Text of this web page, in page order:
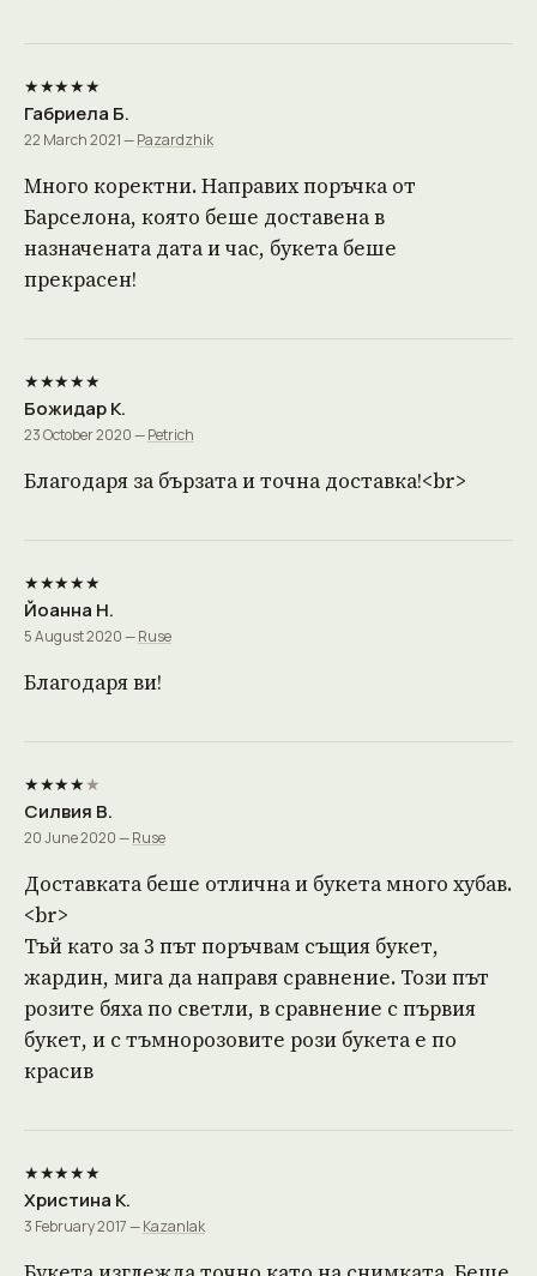
★★★★★
Габриела Б.
22 March 2021 —Pazardzhik
Много коректни. Направих поръчка от
Барселона, която беше доставена в
назначената дата и час, букета беше
прекрасен!
★★★★★
Божидар К.
23 October 2020 —Petrich
Благодаря за бързата и точна доставка!<br>
★★★★★
Йоанна Н.
5 August 2020 —Ruse
Благодаря ви!
★★★★★
Силвия В.
20 June 2020 —Ruse
Доставката беше отлична и букета много хубав.
<br>
Тъй като за 3 път поръчвам същия букет,
жардин, мига да направя сравнение. Този път
розите бяха по светли, в сравнение с първия
букет, и с тъмнорозовите рози букета е по
красив
★★★★★
Христина К.
3 February 2017 —Kazanlak